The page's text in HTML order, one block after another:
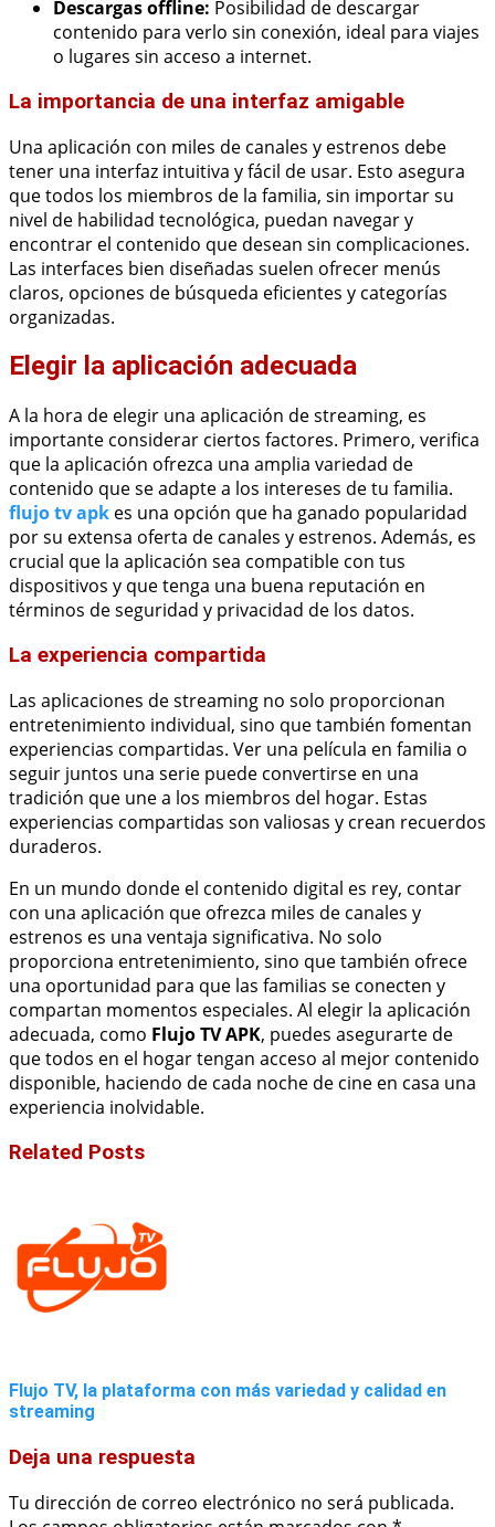
Descargas offline: Posibilidad de descargar
contenido para verlo sin conexión, ideal para viajes
o lugares sin acceso a internet.
La importancia de una interfaz amigable
Una aplicación con miles de canales y estrenos debe
tener una interfaz intuitiva y fácil de usar. Esto asegura
que todos los miembros de la familia, sin importar su
nivel de habilidad tecnológica, puedan navegar y
encontrar el contenido que desean sin complicaciones.
Las interfaces bien diseñadas suelen ofrecer menús
claros, opciones de búsqueda eficientes y categorías
organizadas.
Elegir la aplicación adecuada
A la hora de elegir una aplicación de streaming, es
importante considerar ciertos factores. Primero, verifica
que la aplicación ofrezca una amplia variedad de
contenido que se adapte a los intereses de tu familia.
flujo tv apk es una opción que ha ganado popularidad
por su extensa oferta de canales y estrenos. Además, es
crucial que la aplicación sea compatible con tus
dispositivos y que tenga una buena reputación en
términos de seguridad y privacidad de los datos.
La experiencia compartida
Las aplicaciones de streaming no solo proporcionan
entretenimiento individual, sino que también fomentan
experiencias compartidas. Ver una película en familia o
seguir juntos una serie puede convertirse en una
tradición que une a los miembros del hogar. Estas
experiencias compartidas son valiosas y crean recuerdos
duraderos.
En un mundo donde el contenido digital es rey, contar
con una aplicación que ofrezca miles de canales y
estrenos es una ventaja significativa. No solo
proporciona entretenimiento, sino que también ofrece
una oportunidad para que las familias se conecten y
compartan momentos especiales. Al elegir la aplicación
adecuada, como Flujo TV APK, puedes asegurarte de
que todos en el hogar tengan acceso al mejor contenido
disponible, haciendo de cada noche de cine en casa una
experiencia inolvidable.
Related Posts
Flujo TV, la plataforma con más variedad y calidad en
streaming
Deja una respuesta
Tu dirección de correo electrónico no será publicada.